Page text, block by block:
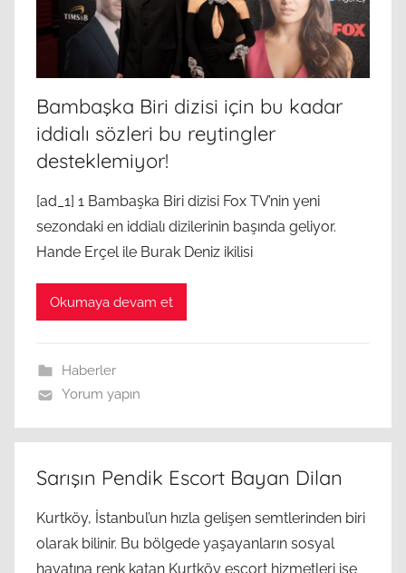
Bambaşka Biri dizisi için bu kadar
iddialı sözleri bu reytingler
desteklemiyor!
[ad_1] 1 Bambaşka Biri dizisi Fox TV’nin yeni
sezondaki en iddialı dizilerinin başında geliyor.
Hande Erçel ile Burak Deniz ikilisi
Okumaya devam et
Haberler
Yorum yapın
Sarışın Pendik Escort Bayan Dilan
Kurtköy, İstanbul’un hızla gelişen semtlerinden biri
olarak bilinir. Bu bölgede yaşayanların sosyal
hayatına renk katan Kurtköy escort hizmetleri ise